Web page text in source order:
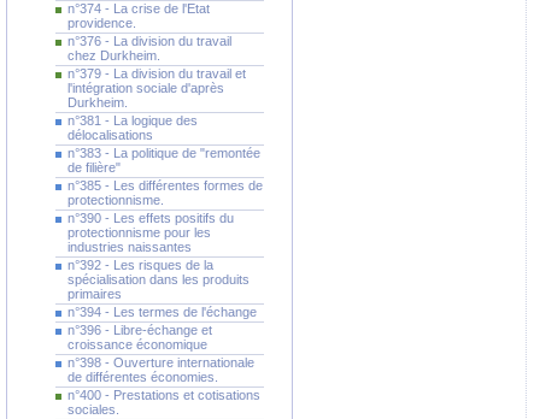
n°374 - La crise de l'Etat
providence.
n°376 - La division du travail
chez Durkheim.
n°379 - La division du travail et
l'intégration sociale d'après
Durkheim.
n°381 - La logique des
délocalisations
n°383 - La politique de "remontée
de filière"
n°385 - Les différentes formes de
protectionnisme.
n°390 - Les effets positifs du
protectionnisme pour les
industries naissantes
n°392 - Les risques de la
spécialisation dans les produits
primaires
n°394 - Les termes de l'échange
n°396 - Libre-échange et
croissance économique
n°398 - Ouverture internationale
de différentes économies.
n°400 - Prestations et cotisations
sociales.